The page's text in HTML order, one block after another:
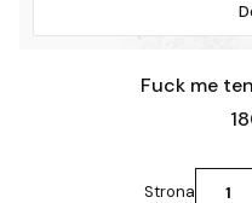
Fuck me
Strona